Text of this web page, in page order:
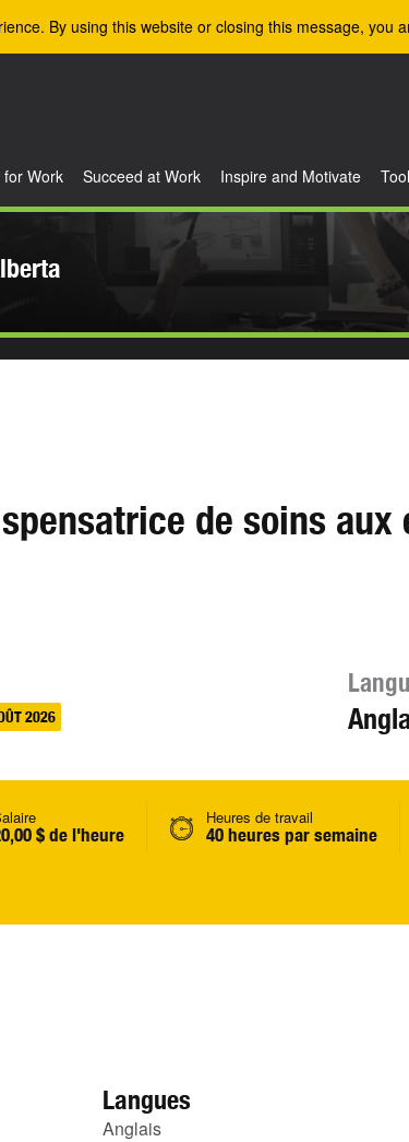
By using this website or closing this message, you
for Work Succeed at Work Inspire and Motivate
de soins
2026
$ de l'heure
Heures de travail
40 heures par semaine
Langues
Anglais